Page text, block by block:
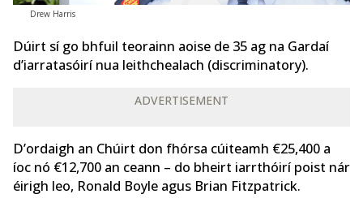
Drew Harris
Dúirt sí go bhfuil teorainn aoise de 35 ag na Gardaí
d’iarratasóirí nua leithchealach (discriminatory).
ADVERTISEMENT
D’ordaigh an Chúirt don fhórsa cúiteamh €25,400 a
íoc nó €12,700 an ceann – do bheirt iarrthóirí poist nár
éirigh leo, Ronald Boyle agus Brian Fitzpatrick.